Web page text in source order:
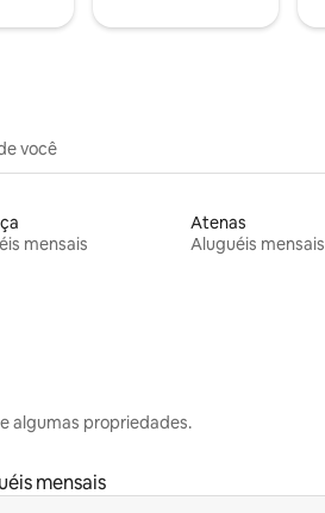
você
mensais
Atenas
Aluguéis mensais
algumas propriedades.
mensais